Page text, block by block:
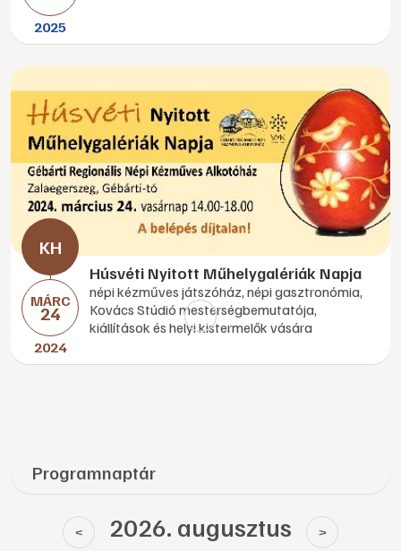
2025
MÁRC
24
2024
Húsvéti Nyitott Műhelygalériák Napja
népi kézműves játszóház, népi gasztronómia,
Kovács Stúdió mesterségbemutatója,
kiállítások és helyi kistermelők vására
Programnaptár
< 2026. augusztus >